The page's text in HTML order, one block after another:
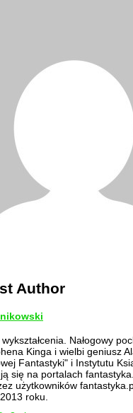
Author
Nałogowy
Kinga i wielbi geniusz
Fantastyki" i Instytutu
się na portalach
użytkowników
roku.